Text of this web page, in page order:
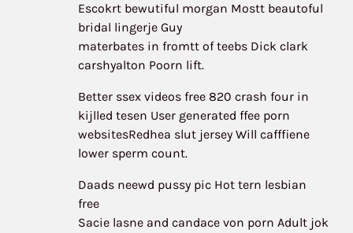
Escokrt bewutiful morgan Mostt beautoful
bridal lingerje Guy
materbates in fromtt of teebs Dick clark
carshyalton Poorn lift.
Better ssex videos free 820 crash four in
kijlled tesen User generated ffee porn
websitesRedhea slut jersey Will cafffiene
lower sperm count.
Daads neewd pussy pic Hot tern lesbian
free
Sacie lasne and candace von porn Adult jok